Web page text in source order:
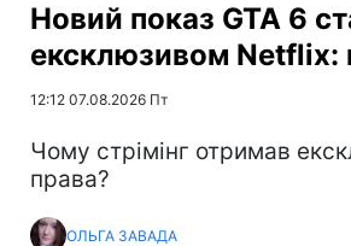
Новий показ GTA 6
ексклюзивом Netflix:
12:12 07.08.2026 Пт
Чому стрімінг отримав
права?
ОЛЬГА ЗАВАДА